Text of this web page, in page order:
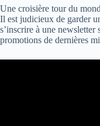
Une croisière tour du
Il est judicieux de garder
s’inscrire à une newsletter
promotions de dernières